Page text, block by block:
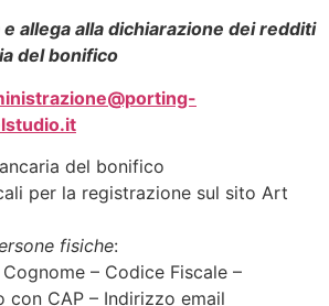
allega alla dichiarazione dei redditi
del bonifico
del bonifico
per la registrazione sul sito Art
fisiche:
– Codice Fiscale –
con CAP – Indirizzo email